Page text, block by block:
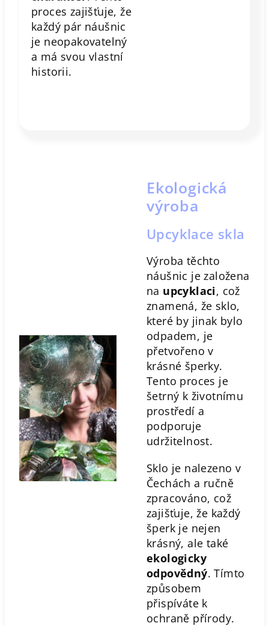
proces zajišťuje, že
každý pár náušnic
je neopakovatelný
a má svou vlastní
historii.
Ekologická
výroba
Upcyklace skla
Výroba těchto
náušnic je založena
na upcyklaci, což
znamená, že sklo,
které by jinak bylo
odpadem, je
přetvořeno v
krásné šperky.
Tento proces je
šetrný k životnímu
prostředí a
podporuje
udržitelnost.
Sklo je nalezeno v
Čechách a ručně
zpracováno, což
zajišťuje, že každý
šperk je nejen
krásný, ale také
ekologicky
odpovědný. Tímto
způsobem
přispíváte k
ochraně přírody.